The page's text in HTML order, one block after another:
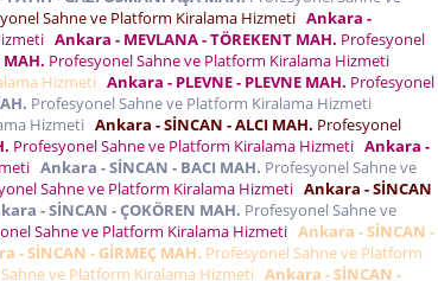
Sahne ve Platform Kiralama Hizmeti Ankara -
Ankara - MEVLANA - TÖREKENT MAH. Profesyonel
MAH. Profesyonel Sahne ve Platform Kiralama Hizmeti
Hizmeti Ankara - PLEVNE - PLEVNE MAH. Profesyonel
Profesyonel Sahne ve Platform Kiralama Hizmeti
Hizmeti Ankara - SİNCAN - ALCI MAH. Profesyonel
Profesyonel Sahne ve Platform Kiralama Hizmeti Ankara -
Ankara - SİNCAN - BACI MAH. Profesyonel Sahne ve
Sahne ve Platform Kiralama Hizmeti Ankara - SİNCAN
- SİNCAN - ÇOKÖREN MAH. Profesyonel Sahne ve
Sahne ve Platform Kiralama Hizmeti Ankara - SİNCAN -
- SİNCAN - GİRMEÇ MAH. Profesyonel Sahne ve Platform
ve Platform Kiralama Hizmeti Ankara - SİNCAN -